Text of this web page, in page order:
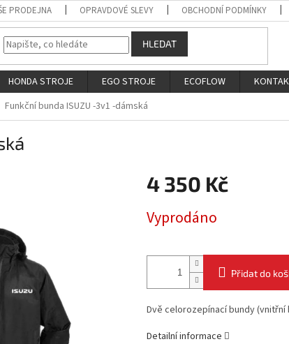
PRODEJNA OPRAVDOVÉ SLEVY OBCHODNÍ PODMÍNKY
HLEDAT
HONDA STROJE EGO STROJE ECOFLOW
Funkční bunda ISUZU -3v1 -dámská
4 350 Kč
cena:
Vyprodáno
Přidat do
Dvě celorozepínací bundy
Detailní informace